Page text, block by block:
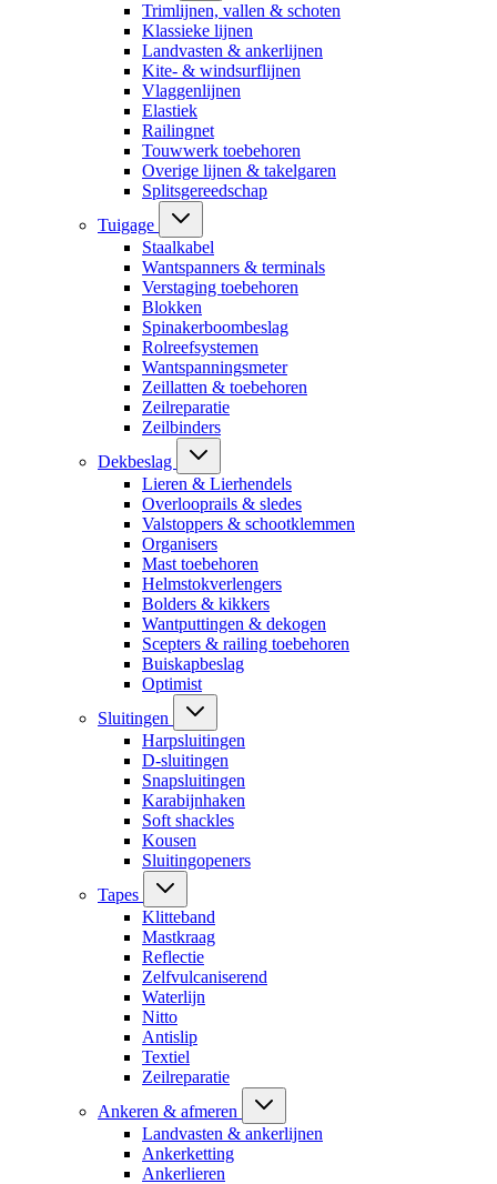
Trimlijnen, vallen & schoten
Klassieke lijnen
Landvasten & ankerlijnen
Kite- & windsurflijnen
Vlaggenlijnen
Elastiek
Railingnet
Touwwerk toebehoren
Overige lijnen & takelgaren
Splitsgereedschap
Tuigage
Staalkabel
Wantspanners & terminals
Verstaging toebehoren
Blokken
Spinakerboombeslag
Rolreefsystemen
Wantspanningsmeter
Zeillatten & toebehoren
Zeilreparatie
Zeilbinders
Dekbeslag
Lieren & Lierhendels
Overlooprails & sledes
Valstoppers & schootklemmen
Organisers
Mast toebehoren
Helmstokverlengers
Bolders & kikkers
Wantputtingen & dekogen
Scepters & railing toebehoren
Buiskapbeslag
Optimist
Sluitingen
Harpsluitingen
D-sluitingen
Snapsluitingen
Karabijnhaken
Soft shackles
Kousen
Sluitingopeners
Tapes
Klitteband
Mastkraag
Reflectie
Zelfvulcaniserend
Waterlijn
Nitto
Antislip
Textiel
Zeilreparatie
Ankeren & afmeren
Landvasten & ankerlijnen
Ankerketting
Ankerlieren